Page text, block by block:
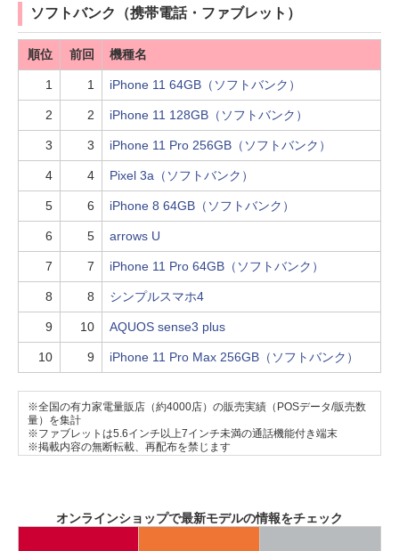
ソフトバンク（携帯電話・ファブレット）
順位 前回 機種名
1 1 iPhone 11 64GB（ソフトバンク）
2 2 iPhone 11 128GB（ソフトバンク）
3 3 iPhone 11 Pro 256GB（ソフトバンク）
4 4 Pixel 3a（ソフトバンク）
5 6 iPhone 8 64GB（ソフトバンク）
6 5 arrows U
7 7 iPhone 11 Pro 64GB（ソフトバンク）
8 8 シンプルスマホ4
9 10 AQUOS sense3 plus
10 9 iPhone 11 Pro Max 256GB（ソフトバンク）
※全国の有力家電量販店（約4000店）の販売実績（POSデータ/販売数
量）を集計
※ファブレットは5.6インチ以上7インチ未満の通話機能付き端末
※掲載内容の無断転載、再配布を禁じます
オンラインショップで最新モデルの情報をチェック